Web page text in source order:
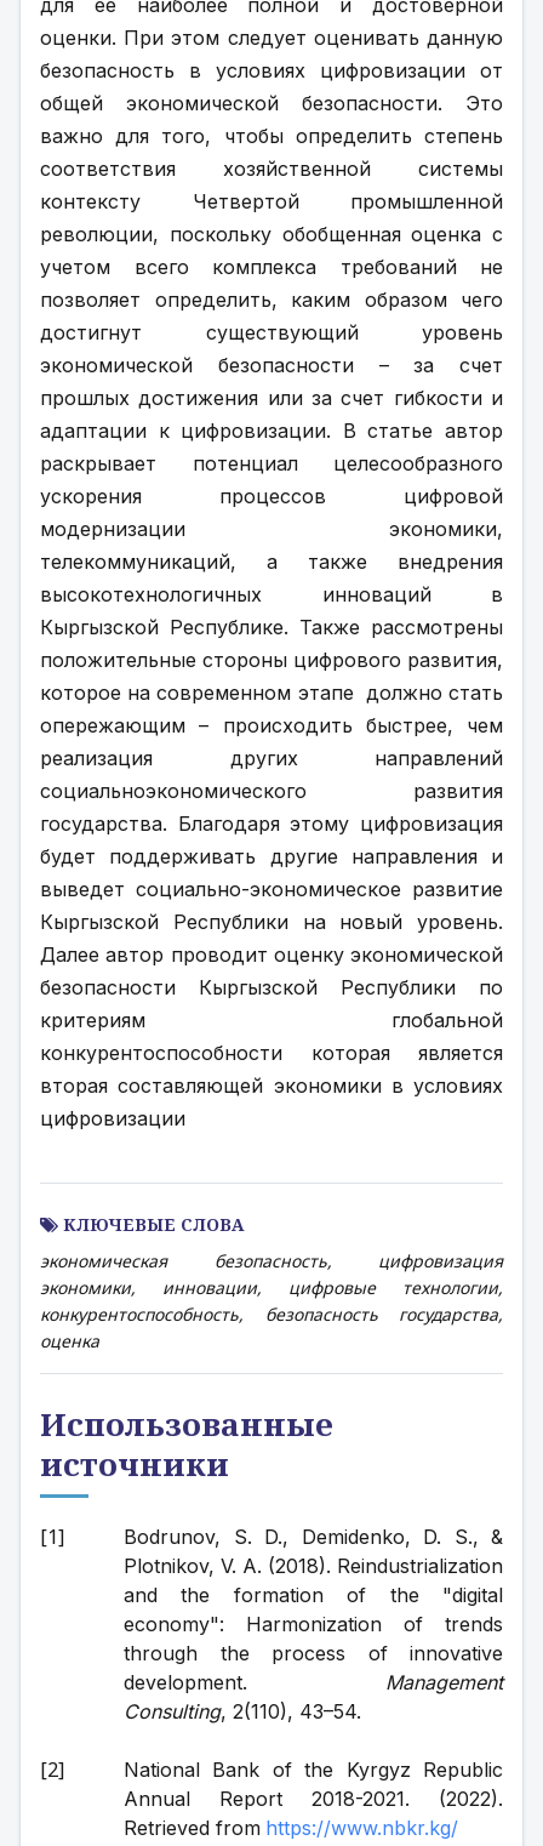
для ее наиболее полной и достоверной
оценки. При этом следует оценивать данную
безопасность в условиях цифровизации от
общей экономической безопасности. Это
важно для того, чтобы определить степень
соответствия хозяйственной системы
контексту Четвертой промышленной
революции, поскольку обобщенная оценка с
учетом всего комплекса требований не
позволяет определить, каким образом чего
достигнут существующий уровень
экономической безопасности – за счет
прошлых достижения или за счет гибкости и
адаптации к цифровизации. В статье автор
раскрывает потенциал целесообразного
ускорения процессов цифровой
модернизации экономики,
телекоммуникаций, а также внедрения
высокотехнологичных инноваций в
Кыргызской Республике. Также рассмотрены
положительные стороны цифрового развития,
которое на современном этапе  должно стать
опережающим – происходить быстрее, чем
реализация других направлений
социальноэкономического развития
государства. Благодаря этому цифровизация
будет поддерживать другие направления и
выведет социально-экономическое развитие
Кыргызской Республики на новый уровень.
Далее автор проводит оценку экономической
безопасности Кыргызской Республики по
критериям глобальной
конкурентоспособности которая является
вторая составляющей экономики в условиях
цифровизации
КЛЮЧЕВЫЕ СЛОВА
экономическая безопасность, цифровизация
экономики, инновации, цифровые технологии,
конкурентоспособность, безопасность государства,
оценка
Использованные
источники
Bodrunov, S. D., Demidenko, D. S., &
Plotnikov, V. A. (2018). Reindustrialization
and the formation of the "digital
economy": Harmonization of trends
through the process of innovative
development. Management
Consulting, 2(110), 43–54.
National Bank of the Kyrgyz Republic
Annual Report 2018-2021. (2022).
Retrieved from https://www.nbkr.kg/